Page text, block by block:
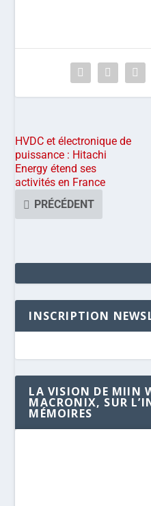
HVDC et électronique de
puissance : Hitachi
Energy étend ses
activités en France
PRÉCÉDENT
INSCRIPTION
LA VISION DE MIIN
MACRONIX, SUR
MÉMOIRES